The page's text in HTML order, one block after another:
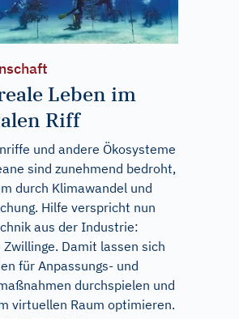
Leben im
Riff
und andere Ökosysteme
sind zunehmend bedroht,
durch Klimawandel und
Hilfe verspricht nun
aus der Industrie:
Damit lassen sich
für Anpassungs- und
durchspielen und
virtuellen Raum optimieren.